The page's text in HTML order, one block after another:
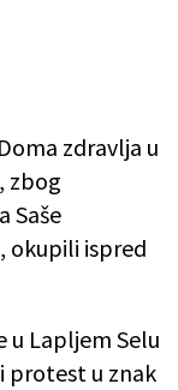
zdravlja u
zbog
Saše
okupili ispred
u Lapljem Selu
protest u znak